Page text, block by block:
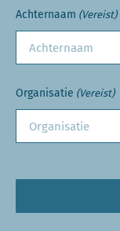
Achternaam (Vereist)
Organisatie (Vereist)